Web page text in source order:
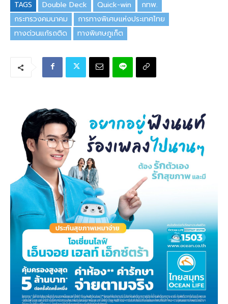
TAGS Double Deck Quick-win
กทพ.
กระทรวงคมนาคม
การทางพิเศษแห่งประเทศไทย
ทางด่วนแก้รถติด
ทางพิเศษภูเก็ต